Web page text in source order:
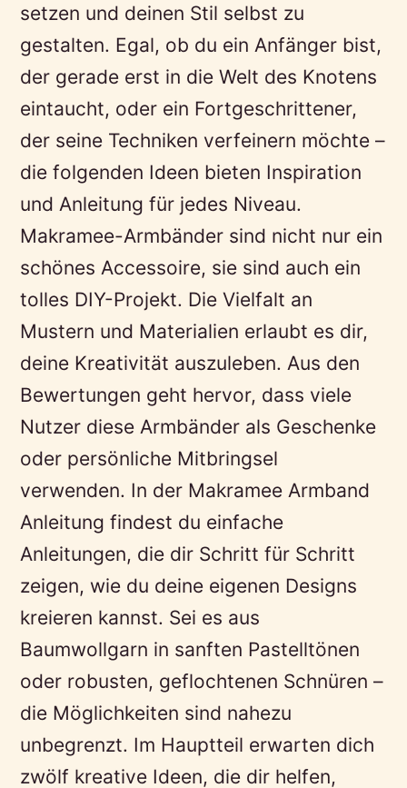
setzen und deinen Stil selbst zu
gestalten. Egal, ob du ein Anfänger bist,
der gerade erst in die Welt des Knotens
eintaucht, oder ein Fortgeschrittener,
der seine Techniken verfeinern möchte –
die folgenden Ideen bieten Inspiration
und Anleitung für jedes Niveau.
Makramee-Armbänder sind nicht nur ein
schönes Accessoire, sie sind auch ein
tolles DIY-Projekt. Die Vielfalt an
Mustern und Materialien erlaubt es dir,
deine Kreativität auszuleben. Aus den
Bewertungen geht hervor, dass viele
Nutzer diese Armbänder als Geschenke
oder persönliche Mitbringsel
verwenden. In der Makramee Armband
Anleitung findest du einfache
Anleitungen, die dir Schritt für Schritt
zeigen, wie du deine eigenen Designs
kreieren kannst. Sei es aus
Baumwollgarn in sanften Pastelltönen
oder robusten, geflochtenen Schnüren –
die Möglichkeiten sind nahezu
unbegrenzt. Im Hauptteil erwarten dich
zwölf kreative Ideen, die dir helfen,